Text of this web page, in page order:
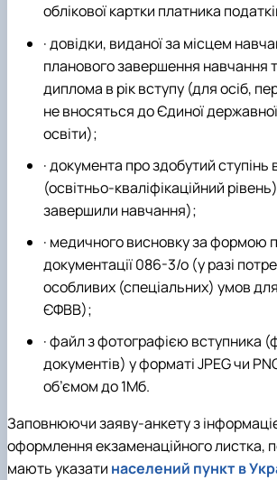
облікової картки платника
· довідки, виданої за місцем
планового завершення навчання
диплома в рік вступу (для осіб,
не вносяться до Єдиної
освіти);
· документа про здобутий ступінь
(освітньо-кваліфікаційний
завершили навчання);
· медичного висновку за формою
документації 086-3/о (у разі
особливих (спеціальних) умов
ЄФВВ);
· файл з фотографією вступника
документів) у форматі JPEG чи
об’ємом до 1Мб.
Заповнюючи заяву-анкету з
оформлення екзаменаційного листка,
мають указати населений пункт в